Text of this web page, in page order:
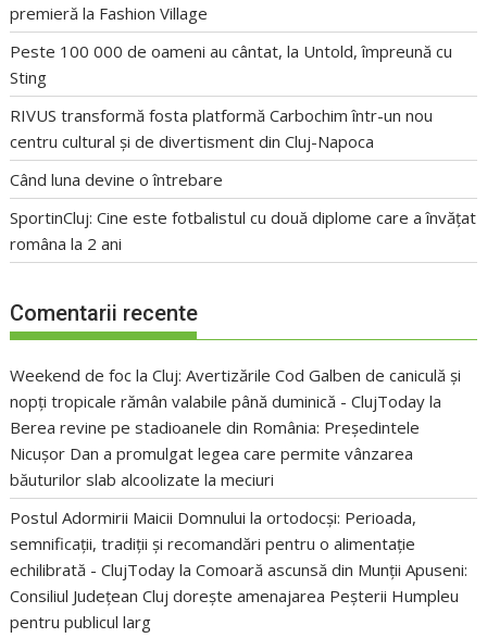
premieră la Fashion Village
Peste 100 000 de oameni au cântat, la Untold, împreună cu
Sting
RIVUS transformă fosta platformă Carbochim într-un nou
centru cultural și de divertisment din Cluj-Napoca
Când luna devine o întrebare
SportinCluj: Cine este fotbalistul cu două diplome care a învățat
româna la 2 ani
Comentarii recente
Weekend de foc la Cluj: Avertizările Cod Galben de caniculă și
nopți tropicale rămân valabile până duminică - ClujToday la
Berea revine pe stadioanele din România: Președintele
Nicușor Dan a promulgat legea care permite vânzarea
băuturilor slab alcoolizate la meciuri
Postul Adormirii Maicii Domnului la ortodocși: Perioada,
semnificații, tradiții și recomandări pentru o alimentație
echilibrată - ClujToday laComoară ascunsă din Munții Apuseni:
Consiliul Județean Cluj dorește amenajarea Peșterii Humpleu
pentru publicul larg